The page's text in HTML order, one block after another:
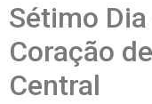
Sétimo
Coração
Central